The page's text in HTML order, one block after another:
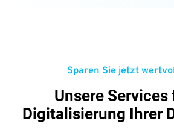
Sparen Sie jetzt
Unsere Services
Digitalisierung Ihrer